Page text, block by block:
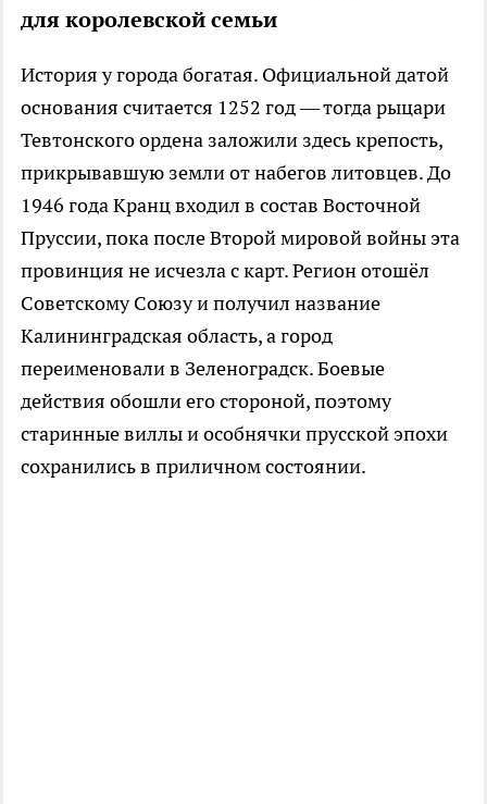
для королевской семьи
История у города богатая. Официальной датой
основания считается 1252 год — тогда рыцари
Тевтонского ордена заложили здесь крепость,
прикрывавшую земли от набегов литовцев. До
1946 года Кранц входил в состав Восточной
Пруссии, пока после Второй мировой войны эта
провинция не исчезла с карт. Регион отошёл
Советскому Союзу и получил название
Калининградская область, а город
переименовали в Зеленоградск. Боевые
действия обошли его стороной, поэтому
старинные виллы и особнячки прусской эпохи
сохранились в приличном состоянии.